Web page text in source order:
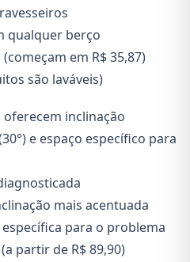
qualquer berço
em R$ 35,87)
são laváveis)
oferecem inclinação
e espaço específico para
mais acentuada
para o problema
partir de R$ 89,90)